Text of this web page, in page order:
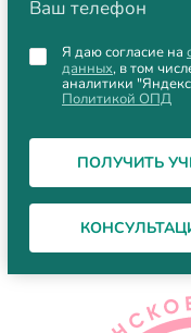
Ваш телефон
Я даю согласие на
данных, в том
аналитики
Политикой ОПД
ПОЛУЧИТЬ